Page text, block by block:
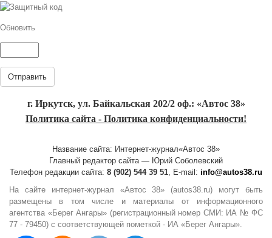
Обновить
Отправить
г. Иркутск, ул. Байкальская 202/2 оф.: «Автос 38»
Политика сайта - Политика конфиденциальности!
Название сайта: Интернет-журнал«Автос 38»
Главный редактор сайта — Юрий Соболевский
Телефон редакции сайта: 8 (902) 544 39 51, E-mail: info@autos38.ru
На сайте интернет-журнал «Автос 38» (autos38.ru) могут быть
размещены в том числе и материалы от информационного
агентства «Берег Ангары» (регистрационный номер СМИ: ИА № ФС
77 - 79450) с соответствующей пометкой - ИА «Берег Ангары».